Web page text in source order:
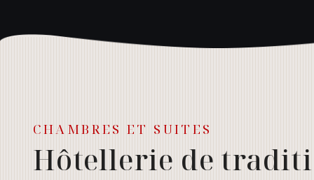
CHAMBRES ET SUITES
Hôtellerie de